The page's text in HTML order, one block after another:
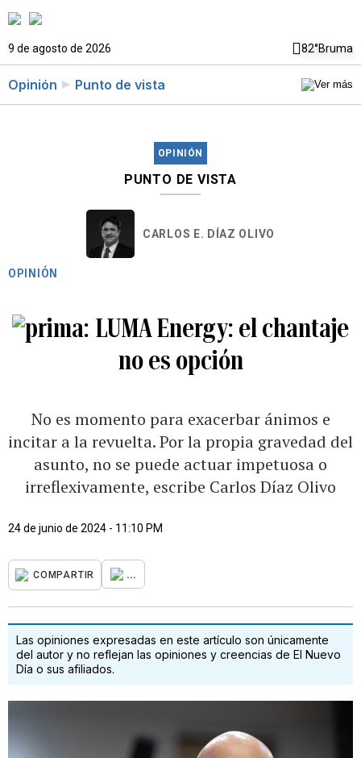
9 de agosto de 2026 82°Bruma
Opinión Punto de vista
OPINIÓN
PUNTO DE VISTA
CARLOS E. DÍAZ OLIVO
OPINIÓN
LUMA Energy: el chantaje
no es opción
No es momento para exacerbar ánimos e
incitar a la revuelta. Por la propia gravedad del
asunto, no se puede actuar impetuosa o
irreflexivamente, escribe Carlos Díaz Olivo
24 de junio de 2024 - 11:10 PM
COMPARTIR ...
Las opiniones expresadas en este artículo son únicamente
del autor y no reflejan las opiniones y creencias de El Nuevo
Día o sus afiliados.